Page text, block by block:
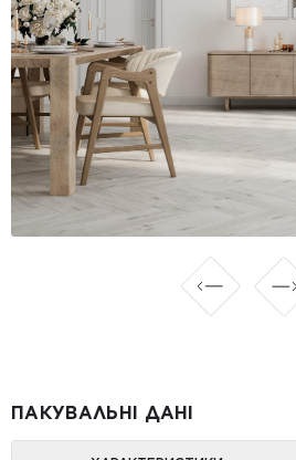
ПАКУВАЛЬНІ ДАНІ